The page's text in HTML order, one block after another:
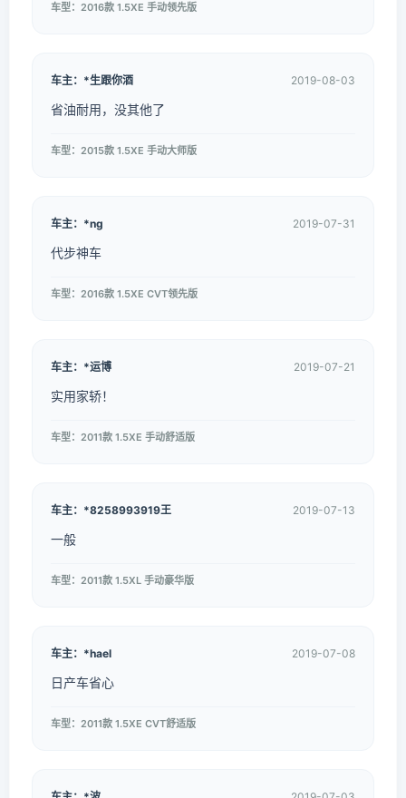
车型：2016款 1.5XE 手动领先版
车主：*生跟你酒 2019-08-03
省油耐用，没其他了
车型：2015款 1.5XE 手动大师版
车主：*ng 2019-07-31
代步神车
车型：2016款 1.5XE CVT领先版
车主：*运博 2019-07-21
实用家轿！
车型：2011款 1.5XE 手动舒适版
车主：*8258993919王 2019-07-13
一般
车型：2011款 1.5XL 手动豪华版
车主：*hael 2019-07-08
日产车省心
车型：2011款 1.5XE CVT舒适版